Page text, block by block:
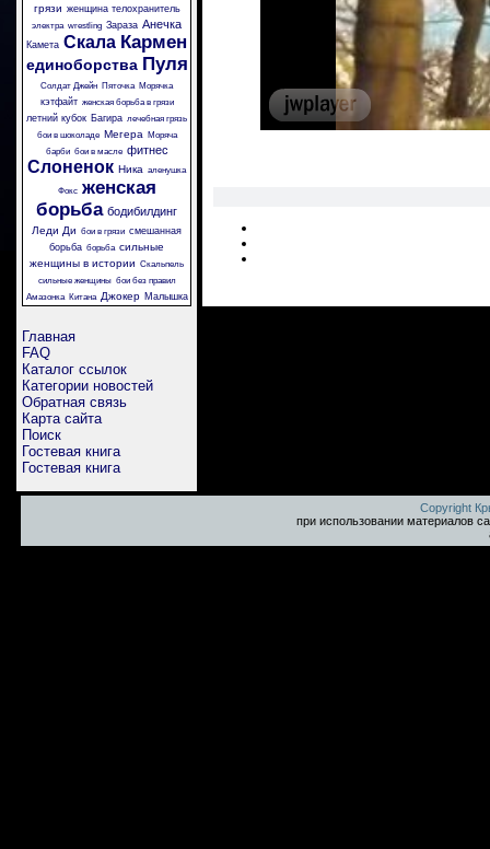
грязи женщина телохранитель
электра wrestling Зараза Анечка
Камета Скала Кармен
единоборства Пуля
Солдат Джейн Пяточка Морячка
кэтфайт женская борьба в грязи
летний кубок Багира лечебная грязь
бои в шоколаде Мегера
Моряча
барби бои в масле фитнес
Слоненок Ника аленушка
Фокс женская
борьба бодибилдинг
Леди Ди бои в грязи смешанная
борьба борьба сильные
женщины в истории Скальпель
сильные женщины бои без правил
Амазонка
Китана Джокер Малышка
Главная
FAQ
Каталог ссылок
Категории новостей
Обратная связь
Карта сайта
Поиск
Гостевая книга
Гостевая книга
Copyright
при использовании материалов